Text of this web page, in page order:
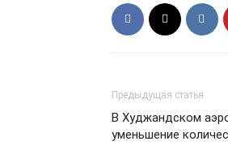
Предыдущая статья
В Худжандском
уменьшение